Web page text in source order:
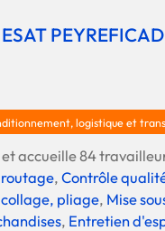
logistique et
et accueille 84
routage,Contrôle
pliage, Mise
, Entretien